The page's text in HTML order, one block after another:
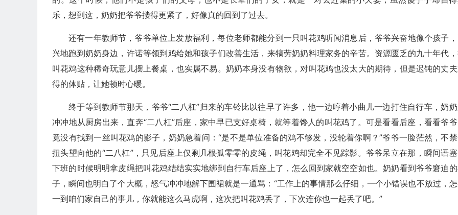
乐，想到这，奶奶把爷爷搂得更紧了，好像真的回到了过去。
还有一年教师节，爷爷单位上发放福利，每位老师都能分到一只叫花鸡听闻消息后，爷爷兴奋地像个孩子
兴地跑到奶奶身边，许诺等领到鸡给她和孩子们改善生活，来犒劳奶奶料理家务的辛苦。资源匮乏的九十年代
叫花鸡这种稀奇玩意儿摆上餐桌，也实属不易。奶奶本身没有物欲，对叫花鸡也没太大的期待，但是迟钝的丈
得的体贴，让她顿时心暖。
终于等到教师节那天，爷爷“二八杠”归来的车铃比以往早了许多，他一边哼着小曲儿一边打住自行车，奶
冲冲地从厨房出来，直奔“二八杠”后座，家中早已支好桌椅，就等着馋人的叫花鸡了。可是看看后座，看看爷爷
竟没有找到一丝叫花鸡的影子，奶奶急着问：“是不是单位准备的鸡不够发，没轮着你啊？”爷爷一脸茫然，不
扭头望向他的“二八杠”，只见后座上仅剩几根孤零零的皮绳，叫花鸡却完全不见踪影。爷爷呆立在那，瞬间语塞
下班的时候明明拿皮绳把叫花鸡结结实实地绑到自行车后座上了，怎么回到家就空空如也。奶奶看到爷爷窘迫
子，瞬间也明白了个大概，怒气冲冲地解下围裙就是一通骂：“工作上的事情那么仔细，一个小错误也不放过，
一到咱们家自己的事儿，你就能这么马虎啊，这次把叫花鸡丢了，下次连你也一起丢了吧。”